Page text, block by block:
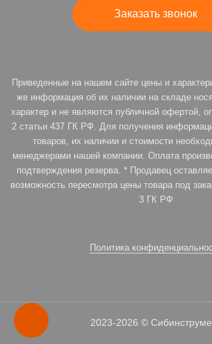
Заказать звонок
Приведенные на нашем сайте цены и
же информация об их наличии на складе
характер и не являются публичной офертой,
2 статьи 437 ГК РФ. Для получения
товаров, их наличии и стоимости
менеджерами нашей компании. Оплата
подтверждения резерва. * Продавец
возможность пересмотра цены товара под
3 ГК РФ
Политика
2023-2026 ©